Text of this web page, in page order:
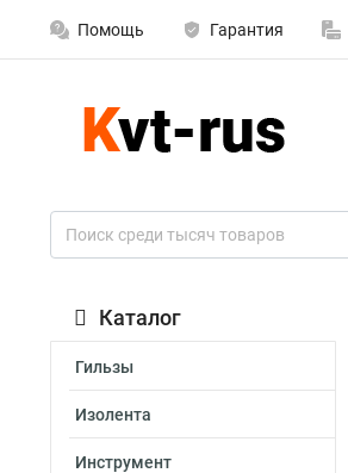
Помощь Гарантия
Каталог
Гильзы
Изолента
Инструмент